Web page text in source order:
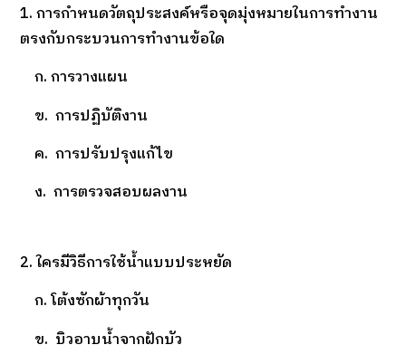
1. การกำหนดวัตถุประสงค์หรือจุดมุ่งหมายในการทำงาน
ตรงกับกระบวนการทำงานข้อใด
ก. การวางแผน
ข. การปฏิบัติงาน
ค. การปรับปรุงแก้ไข
ง. การตรวจสอบผลงาน
2. ใครมีวิธีการใช้น้ำแบบประหยัด
ก. โต้งซักผ้าทุกวัน
ข. บิวอาบน้ำจากฝักบัว